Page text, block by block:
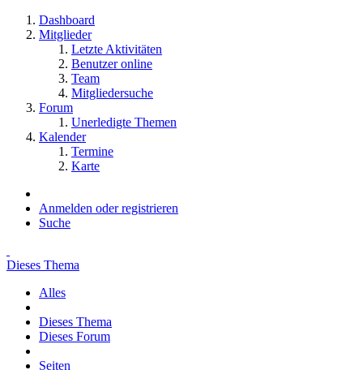
Dashboard
Mitglieder
Letzte Aktivitäten
Benutzer online
Team
Mitgliedersuche
Forum
Unerledigte Themen
Kalender
Termine
Karte
Anmelden oder registrieren
Suche
Dieses Thema
Alles
Dieses Thema
Dieses Forum
Seiten